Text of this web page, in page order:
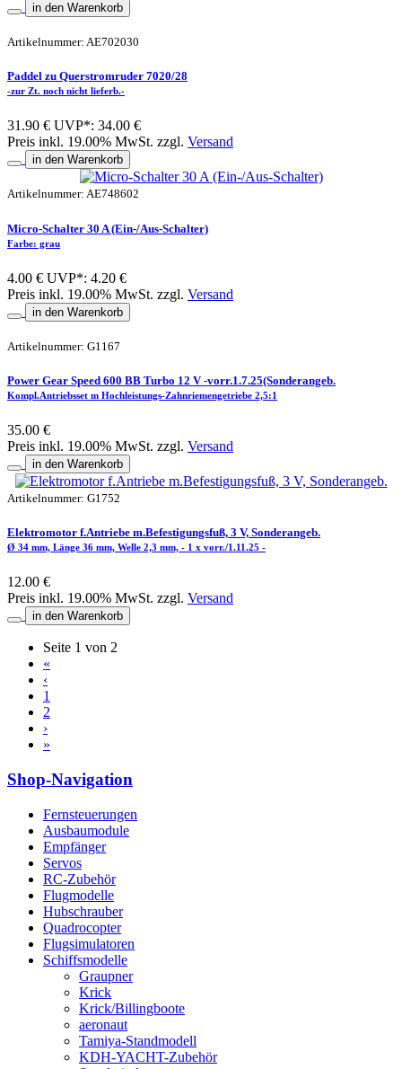
in den Warenkorb
Artikelnummer: AE702030
Paddel zu Querstromruder 7020/28
-zur Zt. noch nicht lieferb.-
31.90 € UVP*: 34.00 €
Preis inkl. 19.00% MwSt. zzgl. Versand
in den Warenkorb
Artikelnummer: AE748602
Micro-Schalter 30 A (Ein-/Aus-Schalter)
Farbe: grau
4.00 € UVP*: 4.20 €
Preis inkl. 19.00% MwSt. zzgl. Versand
in den Warenkorb
Artikelnummer: G1167
Power Gear Speed 600 BB Turbo 12 V -vorr.1.7.25(Sonderangeb.
Kompl.Antriebsset m Hochleistungs-Zahnriemengetriebe 2,5:1
35.00 €
Preis inkl. 19.00% MwSt. zzgl. Versand
in den Warenkorb
Artikelnummer: G1752
Elektromotor f.Antriebe m.Befestigungsfuß, 3 V, Sonderangeb.
Ø 34 mm, Länge 36 mm, Welle 2,3 mm, - 1 x vorr./1.11.25 -
12.00 €
Preis inkl. 19.00% MwSt. zzgl. Versand
in den Warenkorb
Seite 1 von 2
«
‹
1
2
›
»
Shop-Navigation
Fernsteuerungen
Ausbaumodule
Empfänger
Servos
RC-Zubehör
Flugmodelle
Hubschrauber
Quadrocopter
Flugsimulatoren
Schiffsmodelle
Graupner
Krick
Krick/Billingboote
aeronaut
Tamiya-Standmodell
KDH-YACHT-Zubehör